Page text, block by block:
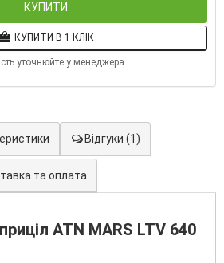
КУПИТИ
КУПИТИ В 1 КЛІК
уточнюйте у менеджера
Відгуки (1)
та оплата
ATN MARS LTV 640